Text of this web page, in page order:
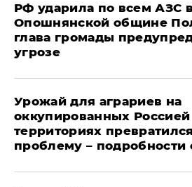
РФ ударила по всем АЗС в
Опошнянской общине
глава громады
угрозе
Урожай для аграриев на
оккупированных Россией
территориях
проблему – подробности